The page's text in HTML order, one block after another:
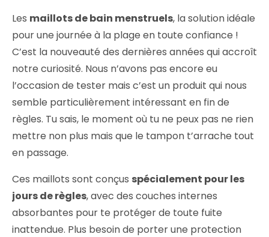
Les maillots de bain menstruels, la solution idéale
pour une journée à la plage en toute confiance !
C’est la nouveauté des dernières années qui accroît
notre curiosité. Nous n’avons pas encore eu
l’occasion de tester mais c’est un produit qui nous
semble particulièrement intéressant en fin de
règles. Tu sais, le moment où tu ne peux pas ne rien
mettre non plus mais que le tampon t’arrache tout
en passage.
Ces maillots sont conçus spécialement pour les
jours de règles, avec des couches internes
absorbantes pour te protéger de toute fuite
inattendue. Plus besoin de porter une protection